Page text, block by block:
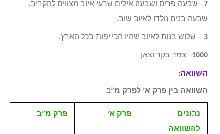
7– שבעה פרים ושבעה אילים שרעי איוב מצווים להקריב,
שבעה בנים נולדו לאיוב שוב.
3 – שלוש בנות לאיוב שהיו הכי יפות בכל הארץ.
1000– צמד בקר וצאן
השוואה:
השוואה בין פרק א’ לפרק מ”ב
נתונים
להשוואה
פרק א’ פרק מ”ב